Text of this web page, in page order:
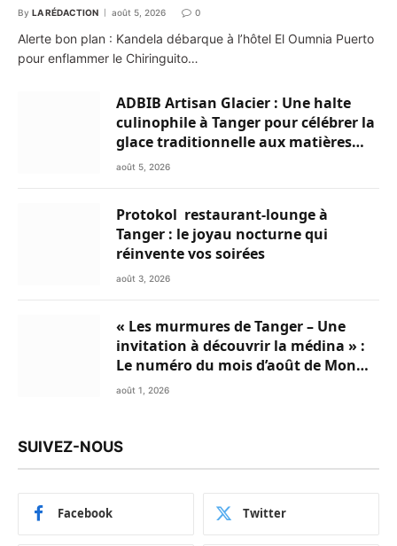
By LA RÉDACTION août 5, 2026 0
Alerte bon plan : Kandela débarque à l’hôtel El Oumnia Puerto
pour enflammer le Chiringuito…
ADBIB Artisan Glacier : Une halte
culinophile à Tanger pour célébrer la
glace traditionnelle aux matières
premières de choix
août 5, 2026
Protokol restaurant-lounge à
Tanger : le joyau nocturne qui
réinvente vos soirées
août 3, 2026
« Les murmures de Tanger – Une
invitation à découvrir la médina » :
Le numéro du mois d’août de Mon
Livret du Nord du Maroc est
août 1, 2026
SUIVEZ-NOUS
Facebook Twitter